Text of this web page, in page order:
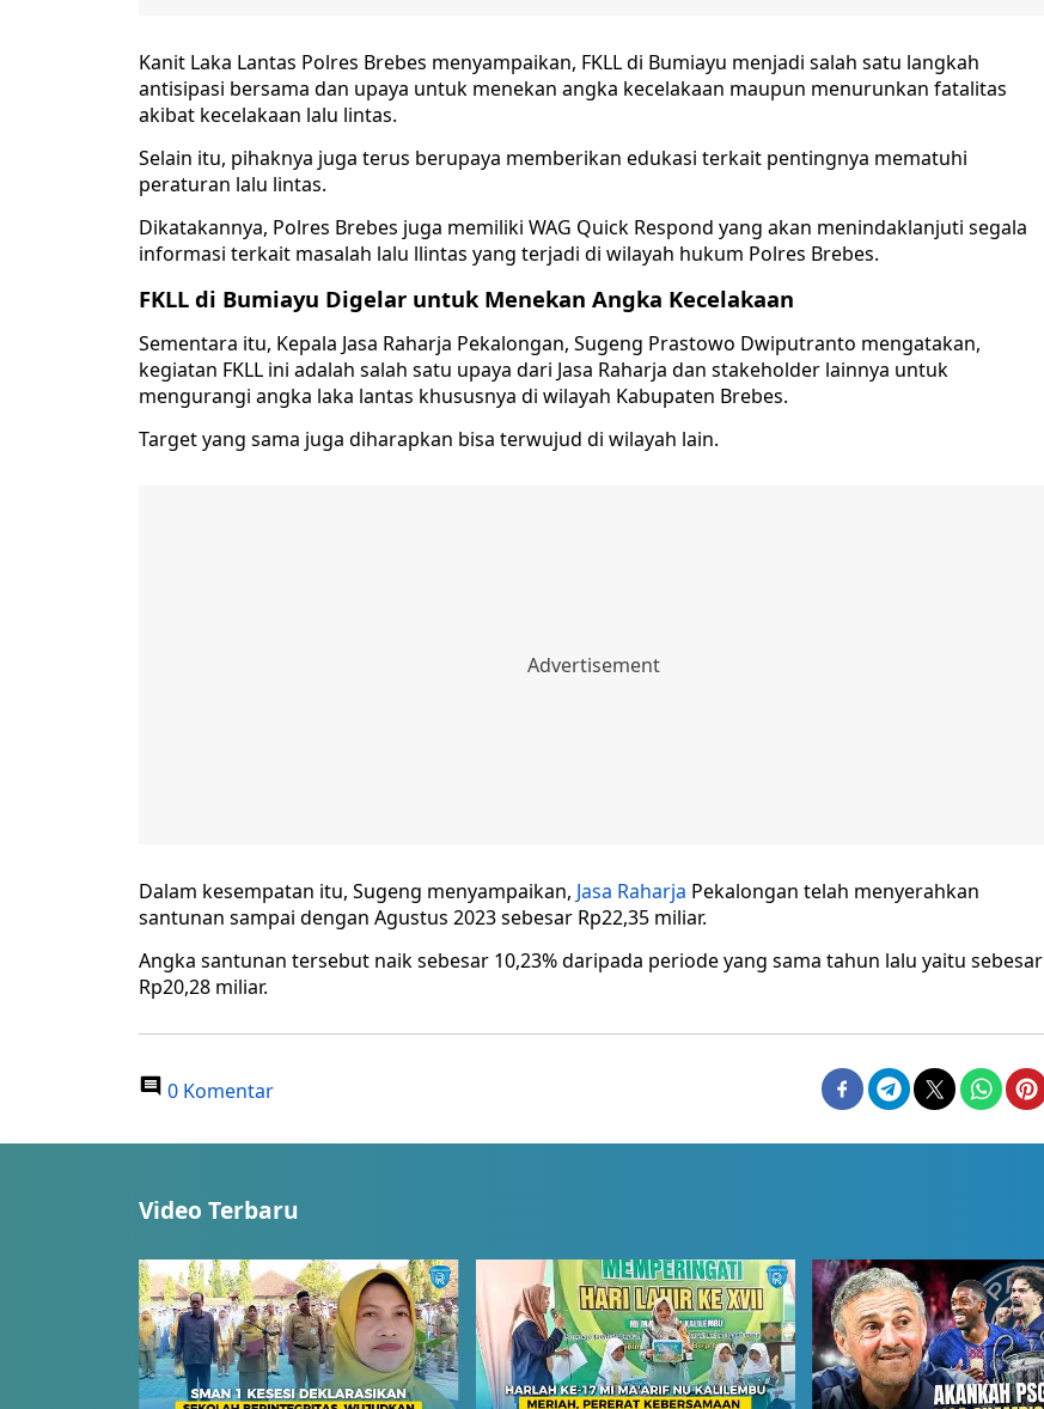
Kanit Laka Lantas Polres Brebes menyampaikan, FKLL di Bumiayu menjadi salah satu langkah
antisipasi bersama dan upaya untuk menekan angka kecelakaan maupun menurunkan fatalitas
akibat kecelakaan lalu lintas.
Selain itu, pihaknya juga terus berupaya memberikan edukasi terkait pentingnya mematuhi
peraturan lalu lintas.
Dikatakannya, Polres Brebes juga memiliki WAG Quick Respond yang akan menindaklanjuti segala
informasi terkait masalah lalu llintas yang terjadi di wilayah hukum Polres Brebes.
FKLL di Bumiayu Digelar untuk Menekan Angka Kecelakaan
Sementara itu, Kepala Jasa Raharja Pekalongan, Sugeng Prastowo Dwiputranto mengatakan,
kegiatan FKLL ini adalah salah satu upaya dari Jasa Raharja dan stakeholder lainnya untuk
mengurangi angka laka lantas khususnya di wilayah Kabupaten Brebes.
Target yang sama juga diharapkan bisa terwujud di wilayah lain.
Dalam kesempatan itu, Sugeng menyampaikan, Jasa Raharja Pekalongan telah menyerahkan
santunan sampai dengan Agustus 2023 sebesar Rp22,35 miliar.
Angka santunan tersebut naik sebesar 10,23% daripada periode yang sama tahun lalu yaitu sebesar
Rp20,28 miliar.
0 Komentar
Video Terbaru